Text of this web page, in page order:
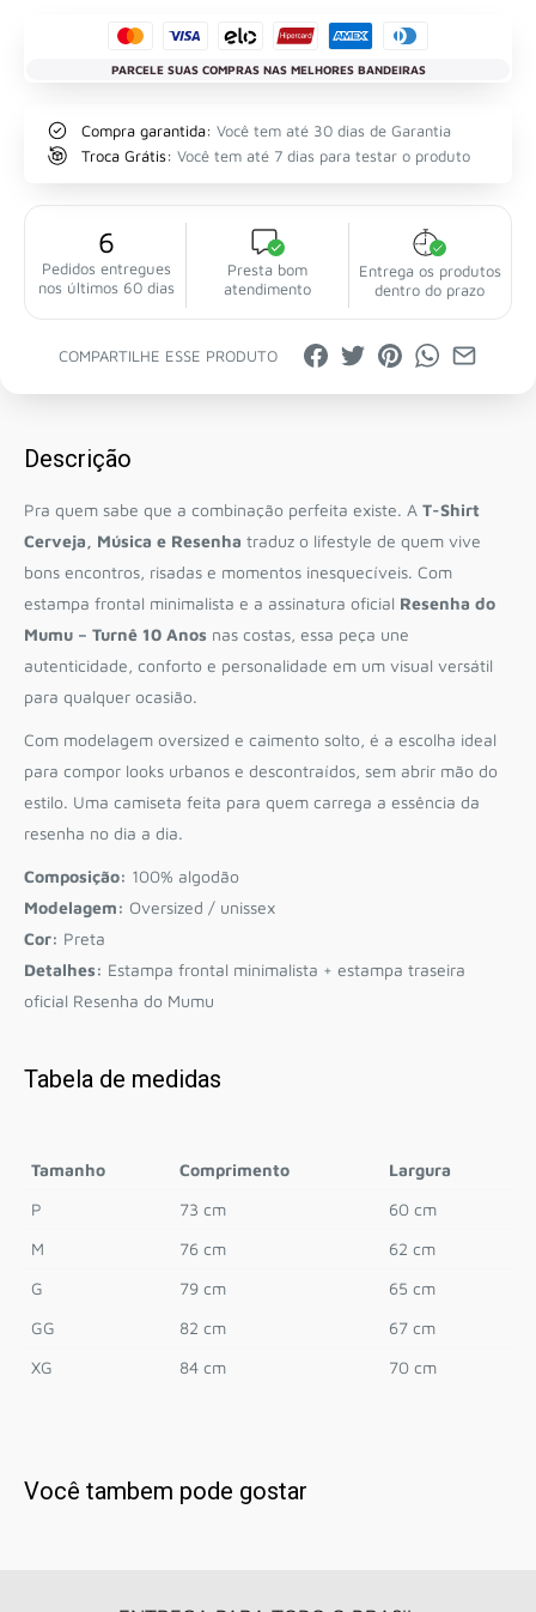
PARCELE SUAS COMPRAS NAS MELHORES BANDEIRAS
Compra garantida: Você tem até 30 dias de Garantia
Troca Grátis: Você tem até 7 dias para testar o produto
6
Pedidos entregues
nos últimos 60 dias
Presta bom
atendimento
Entrega os produtos
dentro do prazo
COMPARTILHE ESSE PRODUTO
Descrição
Pra quem sabe que a combinação perfeita existe. A T-Shirt
Cerveja, Música e Resenha traduz o lifestyle de quem vive
bons encontros, risadas e momentos inesquecíveis. Com
estampa frontal minimalista e a assinatura oficial Resenha do
Mumu – Turnê 10 Anos nas costas, essa peça une
autenticidade, conforto e personalidade em um visual versátil
para qualquer ocasião.
Com modelagem oversized e caimento solto, é a escolha ideal
para compor looks urbanos e descontraídos, sem abrir mão do
estilo. Uma camiseta feita para quem carrega a essência da
resenha no dia a dia.
Composição: 100% algodão
Modelagem: Oversized / unissex
Cor: Preta
Detalhes: Estampa frontal minimalista + estampa traseira
oficial Resenha do Mumu
Tabela de medidas
Tamanho Comprimento
Largura
P
73 cm
60 cm
M
76 cm
62 cm
G
79 cm
65 cm
GG
82 cm
67 cm
XG
84 cm 70 cm
Você tambem pode gostar